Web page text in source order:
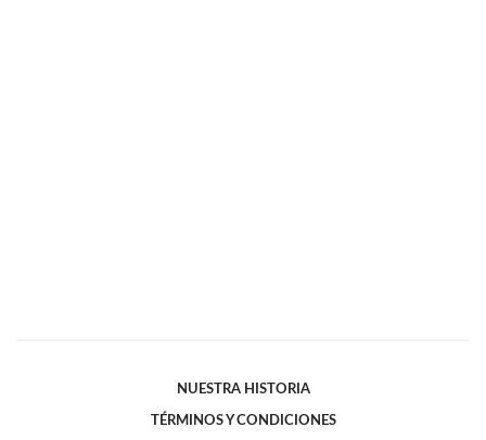
NUESTRA HISTORIA
TÉRMINOS Y CONDICIONES